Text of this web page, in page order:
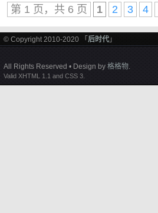
第 1 页，共 6 页 1 2 3 4
© Copyright 2010-2020 「 后时代 」
All Rights Reserved • Design by 格格物.
Valid XHTML 1.1 and CSS 3.